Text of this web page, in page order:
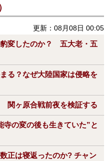
更新：08月08日 00:05
変したのか？ 五大老・五
る？なぜ大陸国家は侵略を
関ヶ原合戦前夜を検証する
の変の後も生きていた”と
正は寝返ったのか? チャン